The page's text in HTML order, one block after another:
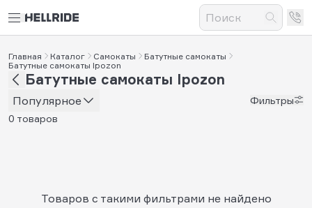
Главная Каталог Самокаты
Батутные самокаты
Батутные самокаты Ipozon
Батутные самокаты Ipozon
Популярное
Фильтры
0 товаров
Товаров с такими фильтрами не найдено